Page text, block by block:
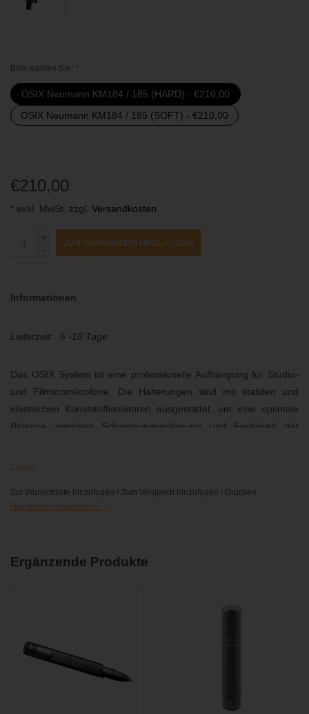
Bitte wählen Sie: *
OSIX Neumann KM184 / 185 (HARD) - €210,00
OSIX Neumann KM184 / 185 (SOFT) - €210,00
€210,00
* exkl. MwSt. zzgl. Versandkosten
+
-
ZUM WARENKORB HINZUFÜGEN
Informationen
Lieferzeit: 6 -10 Tage
Das OSIX System ist eine professionelle Aufhängung für Studio-
und Filmtonmikrofone. Die Halterungen sind mit stabilen und
elastischen Kunststoffisolatoren ausgestattet, um eine optimale
Balance zwischen Schwingungsisolierung und Festigkeit der
geeignet. Abgestimmt auf Gewicht und verwendeten Windschutz
ist diese E-OSIX Aufhängung mit verschiedenen Typen von
Neumann KM184
Cinela
Zur Wunschliste hinzufügen / Zum Vergleich hinzufügen / Drucken
Herstellerinformationen ...
Ergänzende Produkte